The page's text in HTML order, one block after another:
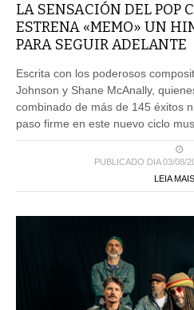
LA SENSACIÓN DEL POP
ESTRENA «MEMO» UN
PARA SEGUIR ADELANTE
Escrita con los poderosos
Johnson y Shane McAnally,
combinado de más de 145 éxitos
paso firme en este nuevo ciclo
PUBLICADO DIA 03/08/
LEIA